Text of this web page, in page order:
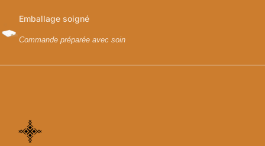
Emballage soigné
Commande préparée avec soin